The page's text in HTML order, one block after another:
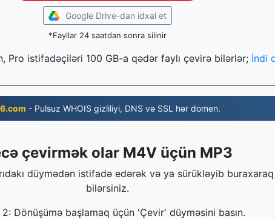
Google Drive-dan idxal et
*Fayllar 24 saatdan sonra silinir
Pro istifadəçiləri 100 GB-a qədər faylı çevirə bilərlər; İndi
- Pulsuz WHOIS gizliliyi, DNS və SSL hər domen.
çevirmək olar M4V üçün MP3
düymədən istifadə edərək və ya sürükləyib
bilərsiniz.
2: Dönüşümə başlamaq üçün 'Çevir' düyməsini basın.